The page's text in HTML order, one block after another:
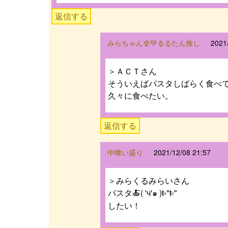
返信する
みらちゃん🍨💚るるたん推し
＞ＡＣＴさん
そういえばパスタしばらく食べ
久々に食べたい。
返信する
中喰い盛り 2021/12/08 21:57
＞みらくるみらいさん
パスタ🍝( 'ч'๑ )ŧ‹"ŧ‹"
したい！